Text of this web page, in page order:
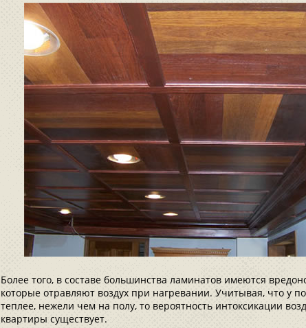
Более того, в составе большинства ламинатов имеются
которые отравляют воздух при нагревании. Учитывая, что у
теплее, нежели чем на полу, то вероятность интоксикации
квартиры существует.